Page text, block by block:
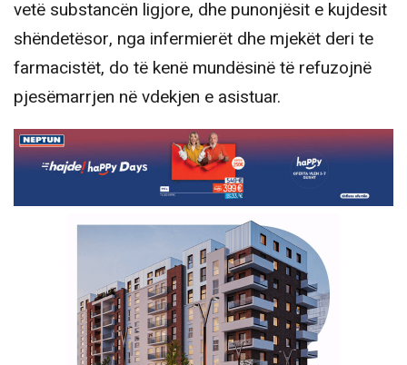
vetë substancën ligjore, dhe punonjësit e kujdesit
shëndetësor, nga infermierët dhe mjekët deri te
farmacistët, do të kenë mundësinë të refuzojnë
pjesëmarrjen në vdekjen e asistuar.